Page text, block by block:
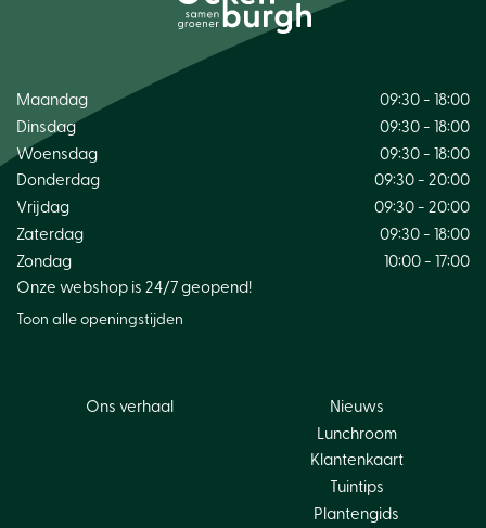
Maandag
09:30 - 18:00
Dinsdag
09:30 - 18:00
Woensdag
09:30 - 18:00
Donderdag
09:30 - 20:00
Vrijdag
09:30 - 20:00
Zaterdag
09:30 - 18:00
Zondag
10:00 - 17:00
Onze webshop is 24/7 geopend!
Toon alle openingstijden
Ons verhaal
Nieuws
Lunchroom
Klantenkaart
Tuintips
Plantengids